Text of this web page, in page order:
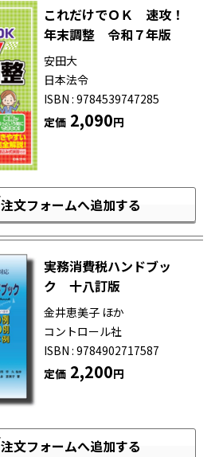
これだけでＯＫ 速攻！
年末調整 令和７年版
安田大
日本法令
ISBN : 9784539747285
定価2,090円
注文フォームへ追加する
実務消費税ハンドブッ
ク 十八訂版
金井恵美子 ほか
コントロール社
ISBN : 9784902717587
定価2,200円
注文フォームへ追加する